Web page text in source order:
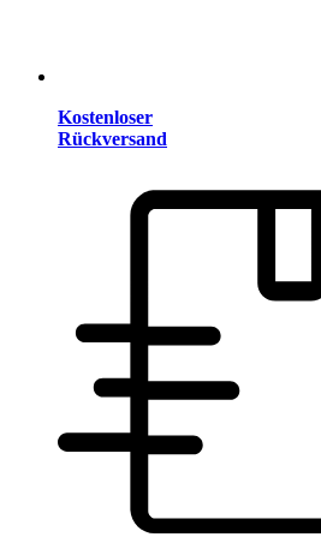
Kostenloser
Rückversand